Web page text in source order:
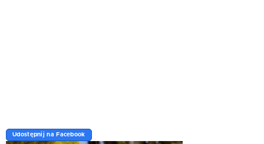
Udostępnij na Facebook